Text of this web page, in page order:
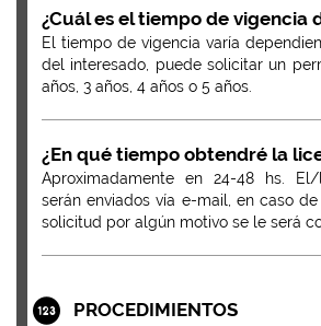
¿Cuál es el tiempo de vigencia
El tiempo de vigencia varía
del interesado, puede solicitar un
años, 3 años, 4 años o 5 años.
¿En qué tiempo obtendré la
Aproximadamente en 24-48 hs.
serán enviados vía e-mail, en caso
solicitud por algún motivo se le será
PROCEDIMIENTOS